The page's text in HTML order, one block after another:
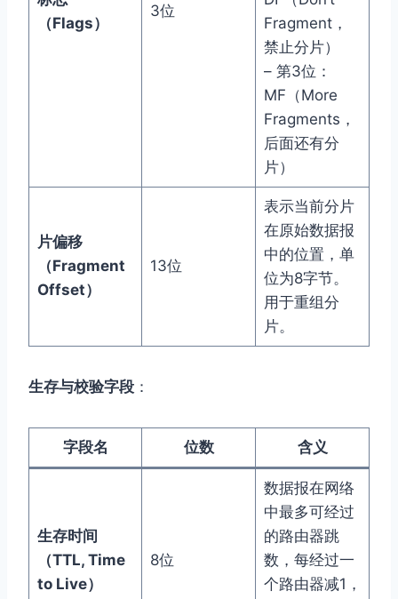
（Flags）
3位
Fragment，
禁止分片）
– 第3位：
MF（More
Fragments，
后面还有分
片）
片偏移
（Fragment
Offset）
13位
表示当前分片
在原始数据报
中的位置，单
位为8字节。
用于重组分
片。
生存与校验字段 ：
字段名 位数 含义
生存时间
（TTL, Time
to Live）
8位
数据报在网络
中最多可经过
的路由器跳
数，每经过一
个路由器减1，